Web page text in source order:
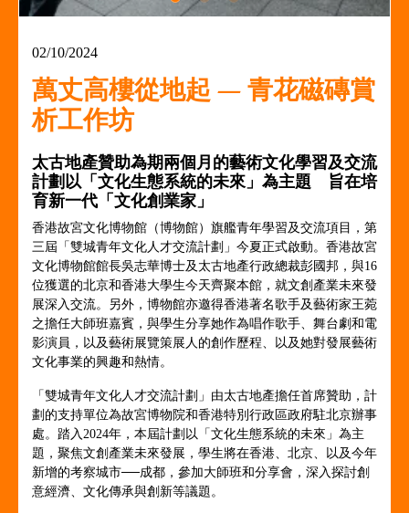
02/10/2024
萬丈高樓從地起 — 青花磁磚賞
析工作坊
太古地產贊助為期兩個月的藝術文化學習及交流
計劃以「文化生態系統的未來」為主題 旨在培
育新一代「文化創業家」
香港故宮文化博物館（博物館）旗艦青年學習及交流項目，第
三屆「雙城青年文化人才交流計劃」今夏正式啟動。香港故宮
文化博物館館長吳志華博士及太古地產行政總裁彭國邦，與16
位獲選的北京和香港大學生今天齊聚本館，就文創產業未來發
展深入交流。另外，博物館亦邀得香港著名歌手及藝術家王菀
之擔任大師班嘉賓，與學生分享她作為唱作歌手、舞台劇和電
影演員，以及藝術展覽策展人的創作歷程、以及她對發展藝術
文化事業的興趣和熱情。
「雙城青年文化人才交流計劃」由太古地產擔任首席贊助，計
劃的支持單位為故宮博物院和香港特別行政區政府駐北京辦事
處。踏入2024年，本屆計劃以「文化生態系統的未來」為主
題，聚焦文創產業未來發展，學生將在香港、北京、以及今年
新增的考察城市──成都，參加大師班和分享會，深入探討創
意經濟、文化傳承與創新等議題。